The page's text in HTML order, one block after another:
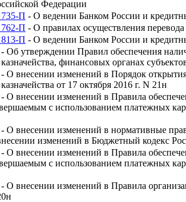
Федерации
П - О ведении Банком России и
П - О правилах осуществления
П - О ведении Банком России и
- Об утверждении Правил обеспечения
финансовых органах
- О внесении изменений в Порядок
от 17 октября 2016 г. N 21н
- О внесении изменений в Правила
с использованием платежных
- О внесении изменений в нормативные
изменений в Бюджетный кодекс
- О внесении изменений в Правила
с использованием платежных
- О внесении изменений в Правила